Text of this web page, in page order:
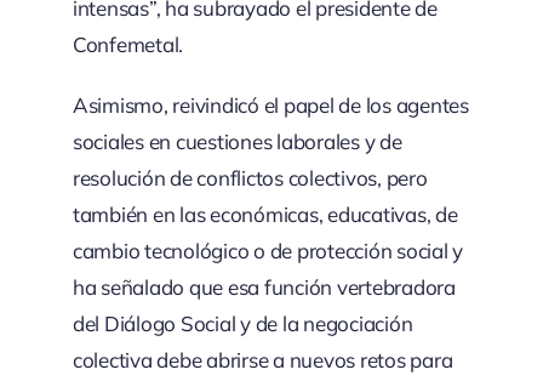
intensas”, ha subrayado el presidente de
Confemetal.
Asimismo, reivindicó el papel de los agentes
sociales en cuestiones laborales y de
resolución de conflictos colectivos, pero
también en las económicas, educativas, de
cambio tecnológico o de protección social y
ha señalado que esa función vertebradora
del Diálogo Social y de la negociación
colectiva debe abrirse a nuevos retos para